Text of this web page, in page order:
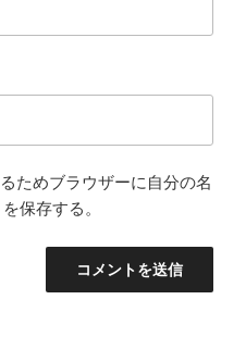
ためブラウザーに自分の名
保存する。